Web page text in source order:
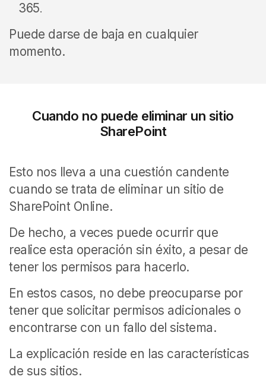
365.
Puede darse de baja en cualquier
momento.
Cuando no puede eliminar un sitio
SharePoint
Esto nos lleva a una cuestión candente
cuando se trata de eliminar un sitio de
SharePoint Online.
De hecho, a veces puede ocurrir que
realice esta operación sin éxito, a pesar de
tener los permisos para hacerlo.
En estos casos, no debe preocuparse por
tener que solicitar permisos adicionales o
encontrarse con un fallo del sistema.
La explicación reside en las características
de sus sitios.